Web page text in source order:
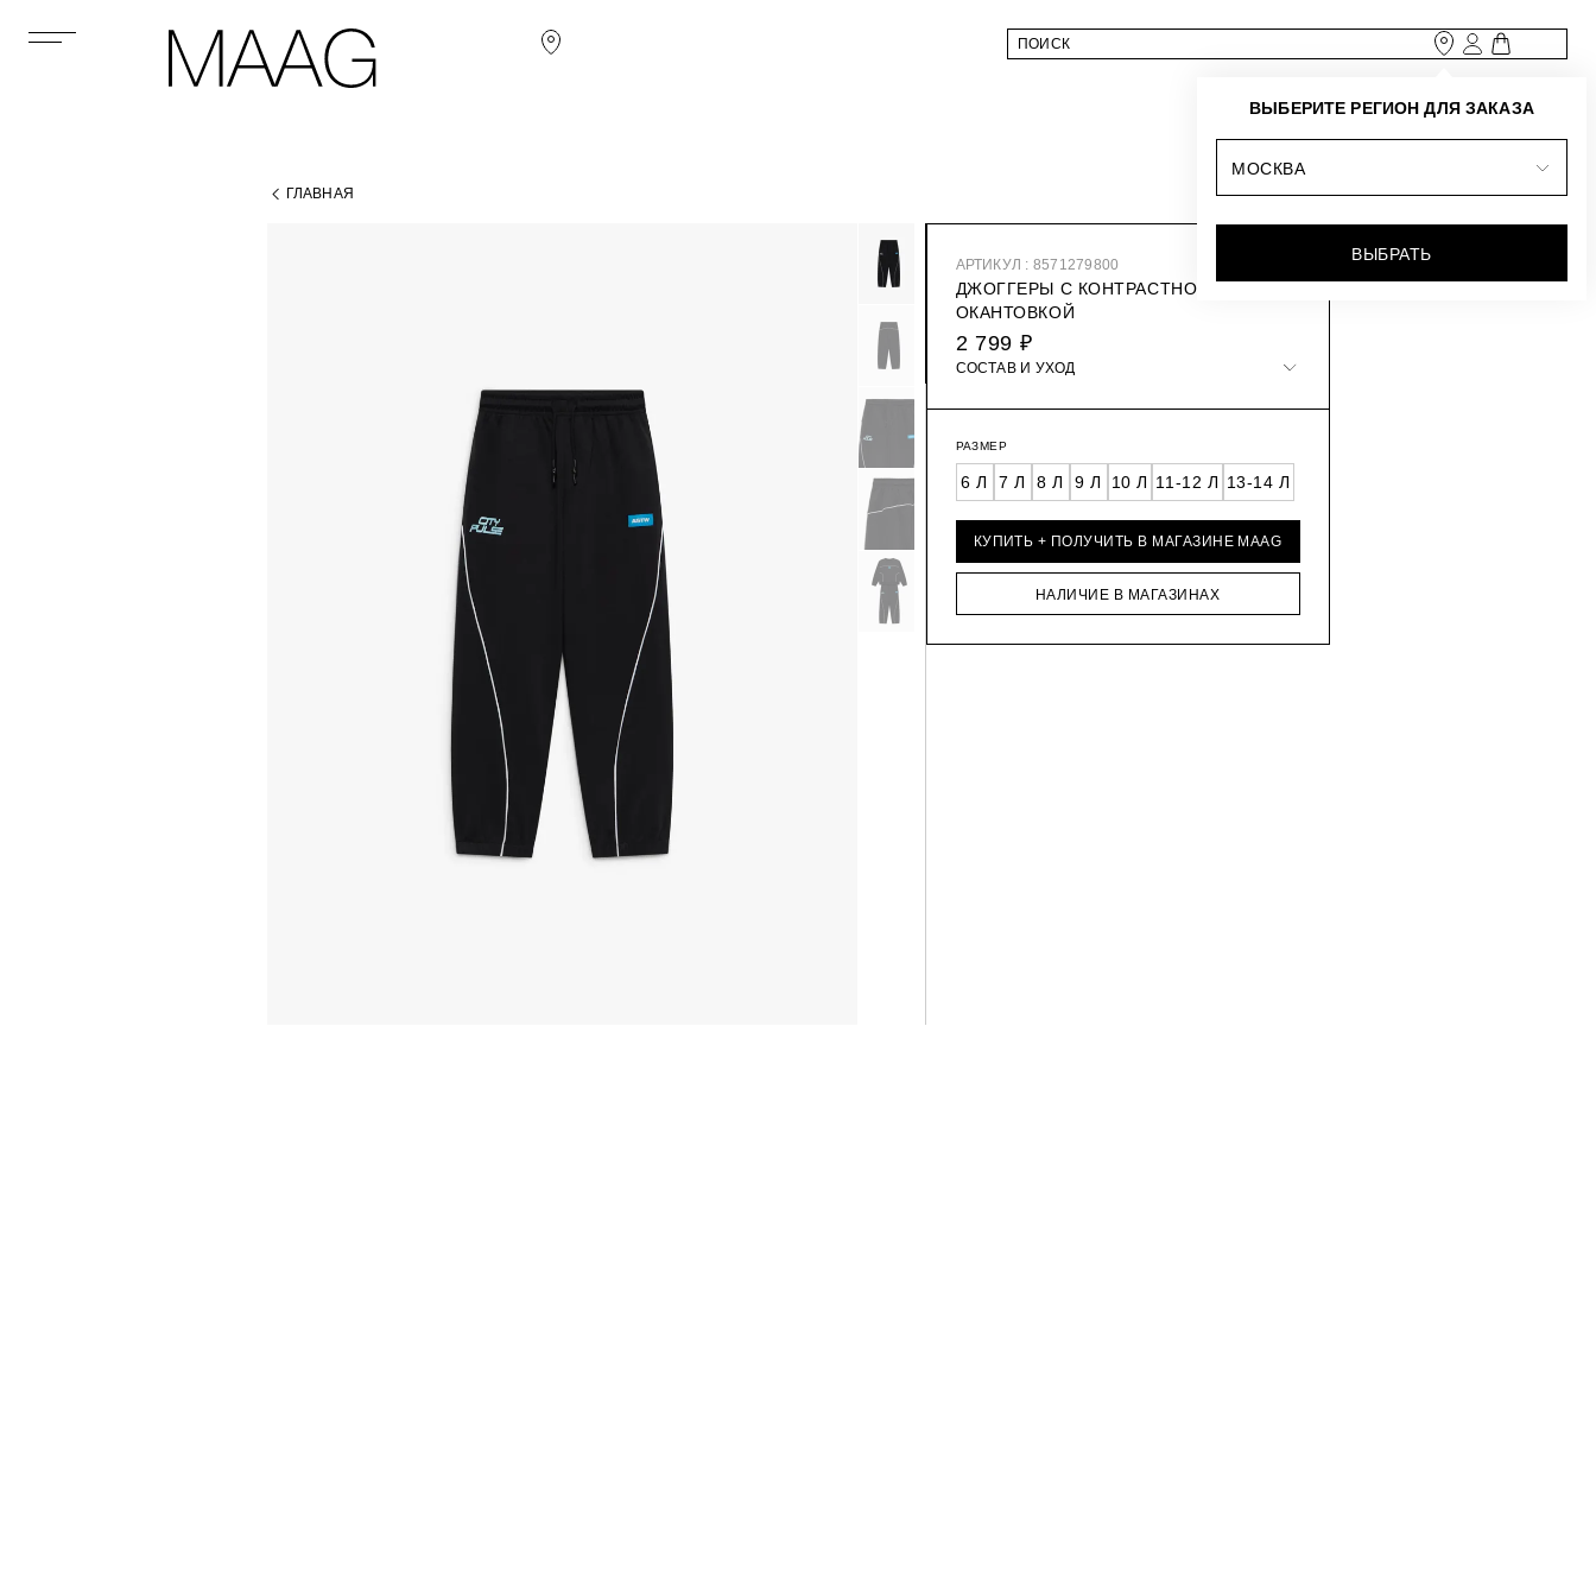
ГЛАВНАЯ
АРТИКУЛ : 8571279800
ДЖОГГЕРЫ С КОНТРАСТНОЙ
ОКАНТОВКОЙ
2 799 ₽
СОСТАВ И УХОД
РАЗМЕР
6 Л 7 Л 8 Л 9 Л 10 Л 11-12 Л 13-14 Л
КУПИТЬ + ПОЛУЧИТЬ В МАГАЗИНЕ MAAG
НАЛИЧИЕ В МАГАЗИНАХ
ВЫБЕРИТЕ РЕГИОН ДЛЯ ЗАКАЗА
МОСКВА
ВЫБРАТЬ